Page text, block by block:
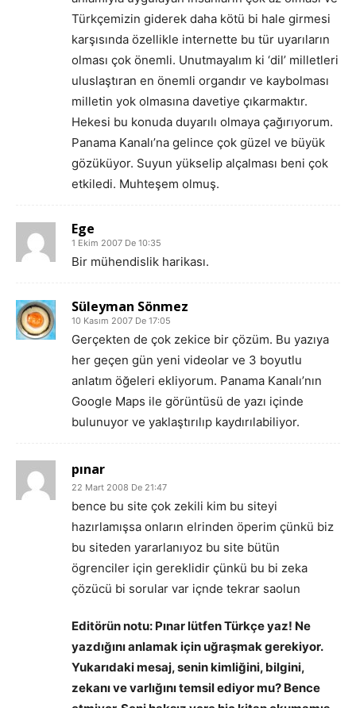
Türkçemizin giderek daha kötü bi hale girmesi
karşısında özellikle internette bu tür uyarıların
olması çok önemli. Unutmayalım ki ‘dil’ milletleri
uluslaştıran en önemli organdır ve kaybolması
milletin yok olmasına davetiye çıkarmaktır.
Hekesi bu konuda duyarılı olmaya çağırıyorum.
Panama Kanalı’na gelince çok güzel ve büyük
gözüküyor. Suyun yükselip alçalması beni çok
etkiledi. Muhteşem olmuş.
Ege
1 Ekim 2007 De 10:35
Bir mühendislik harikası.
Süleyman Sönmez
10 Kasım 2007 De 17:05
Gerçekten de çok zekice bir çözüm. Bu yazıya
her geçen gün yeni videolar ve 3 boyutlu
anlatım öğeleri ekliyorum. Panama Kanalı’nın
Google Maps ile görüntüsü de yazı içinde
bulunuyor ve yaklaştırılıp kaydırılabiliyor.
pınar
22 Mart 2008 De 21:47
bence bu site çok zekili kim bu siteyi
hazırlamışsa onların elrinden öperim çünkü biz
bu siteden yararlanıyoz bu site bütün
ögrenciler için gereklidir çünkü bu bi zeka
çözücü bi sorular var içnde tekrar saolun
Editörün notu: Pınar lütfen Türkçe yaz! Ne
yazdığını anlamak için uğraşmak gerekiyor.
Yukarıdaki mesaj, senin kimliğini, bilgini,
zekanı ve varlığını temsil ediyor mu? Bence